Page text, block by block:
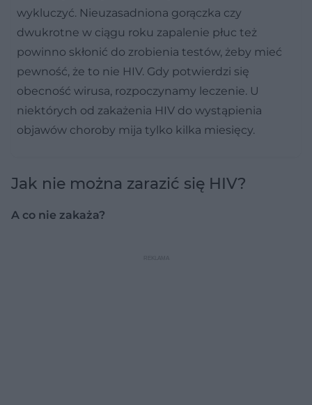
wykluczyć. Nieuzasadniona gorączka czy
dwukrotne w ciągu roku zapalenie płuc też
powinno skłonić do zrobienia testów, żeby mieć
pewność, że to nie HIV. Gdy potwierdzi się
obecność wirusa, rozpoczynamy leczenie. U
niektórych od zakażenia HIV do wystąpienia
objawów choroby mija tylko kilka miesięcy.
Jak nie można zarazić się HIV?
A co nie zakaża?